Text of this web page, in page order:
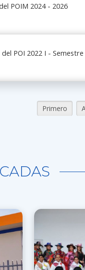
POIM 2024 - 2026
POI 2022 I - Semestre
Primero